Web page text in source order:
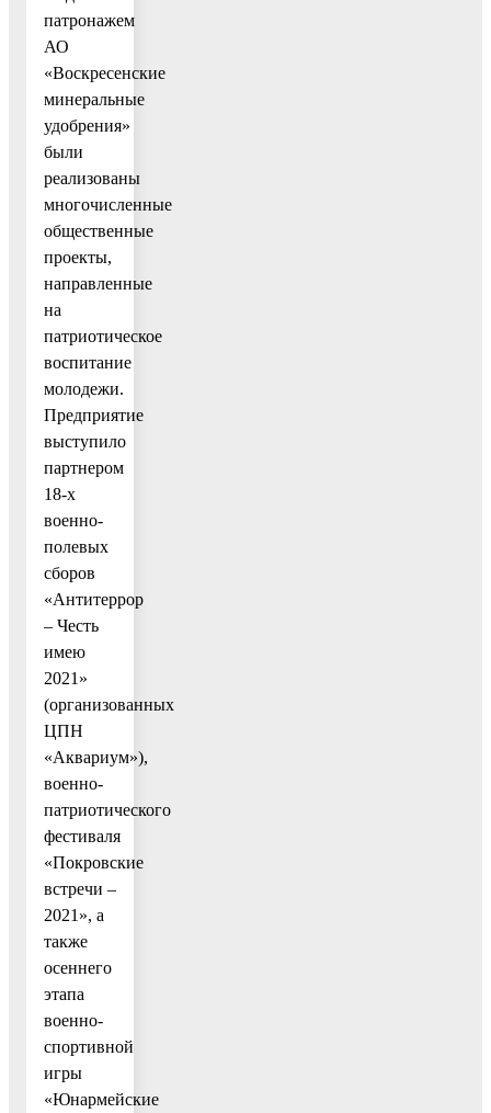
патронажем
АО
«Воскресенские
минеральные
удобрения»
были
реализованы
многочисленные
общественные
проекты,
направленные
на
патриотическое
воспитание
молодежи.
Предприятие
выступило
партнером
18-х
военно-
полевых
сборов
«Антитеррор
– Честь
имею
2021»
(организованных
ЦПН
«Аквариум»),
военно-
патриотического
фестиваля
«Покровские
встречи –
2021», а
также
осеннего
этапа
военно-
спортивной
игры
«Юнармейские